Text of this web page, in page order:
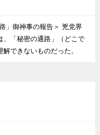
」御神事の報告＞ 兇党界
、「秘密の通路」（どこで
できないものだった。